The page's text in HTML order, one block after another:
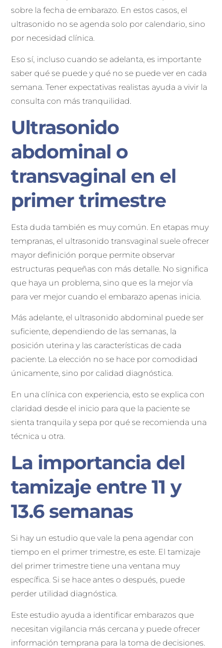
sobre la fecha de embarazo. En estos casos, el
ultrasonido no se agenda solo por calendario, sino
por necesidad clínica.
Eso sí, incluso cuando se adelanta, es importante
saber qué se puede y qué no se puede ver en cada
semana. Tener expectativas realistas ayuda a vivir la
consulta con más tranquilidad.
Ultrasonido
abdominal o
transvaginal en el
primer trimestre
Esta duda también es muy común. En etapas muy
tempranas, el ultrasonido transvaginal suele ofrecer
mayor definición porque permite observar
estructuras pequeñas con más detalle. No significa
que haya un problema, sino que es la mejor vía
para ver mejor cuando el embarazo apenas inicia.
Más adelante, el ultrasonido abdominal puede ser
suficiente, dependiendo de las semanas, la
posición uterina y las características de cada
paciente. La elección no se hace por comodidad
únicamente, sino por calidad diagnóstica.
En una clínica con experiencia, esto se explica con
claridad desde el inicio para que la paciente se
sienta tranquila y sepa por qué se recomienda una
técnica u otra.
La importancia del
tamizaje entre 11 y
13.6 semanas
Si hay un estudio que vale la pena agendar con
tiempo en el primer trimestre, es este. El tamizaje
del primer trimestre tiene una ventana muy
específica. Si se hace antes o después, puede
perder utilidad diagnóstica.
Este estudio ayuda a identificar embarazos que
necesitan vigilancia más cercana y puede ofrecer
información temprana para la toma de decisiones.